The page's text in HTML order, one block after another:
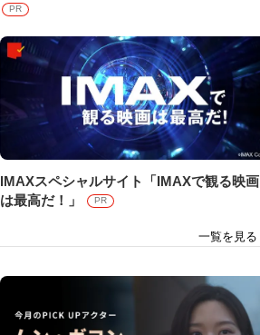
PR
IMAXスペシャルサイト「IMAXで観る映画
は最高だ！」
PR
一覧を見る